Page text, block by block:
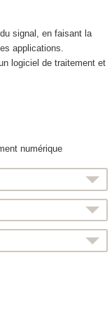
signal, en faisant la
applications.
logiciel de traitement et
numérique